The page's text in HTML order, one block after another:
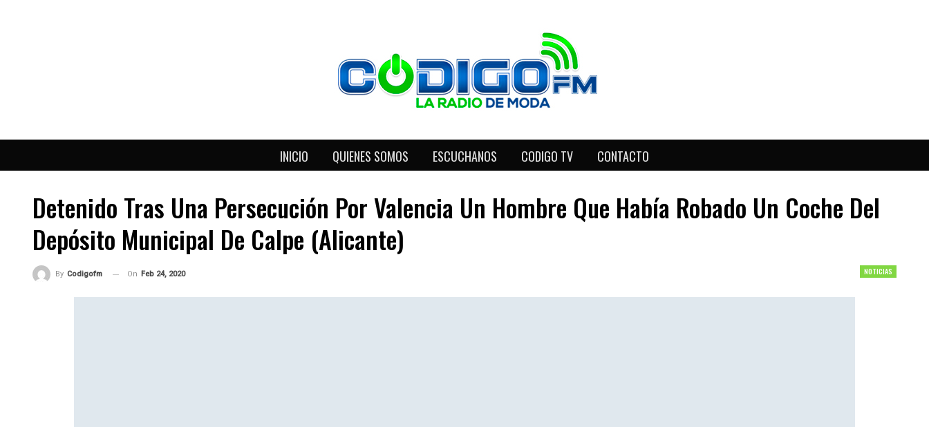
INICIO QUIENES SOMOS ESCUCHANOS CODIGO TV CONTACTO
Detenido Tras Una Persecución Por Valencia Un Hombre Que Había Robado Un Coche Del
Depósito Municipal De Calpe (Alicante)
NOTICIAS
By Codigofm On Feb 24, 2020